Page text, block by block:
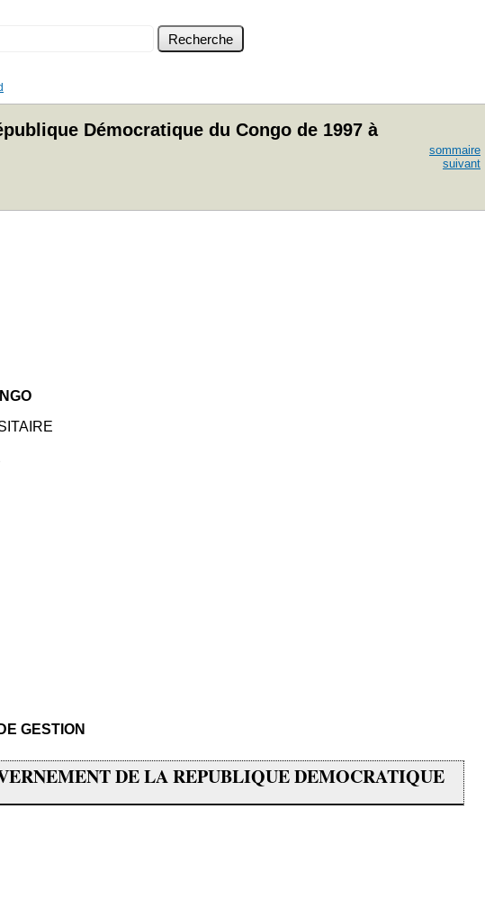
Démocratique du Congo de 1997 à
sommaire
suivant
GESTION
DE LA REPUBLIQUE DEMOCRATIQUE